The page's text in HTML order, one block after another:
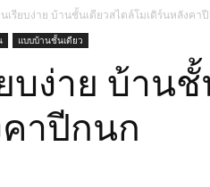
เรียบง่าย บ้านชั้นเดียวสไตล์โมเดิร์นหลังคา
แบบบ้านชั้นเดียว
บง่าย บ้านชั้
าปีกนก